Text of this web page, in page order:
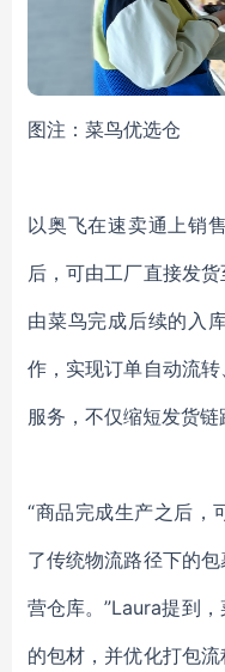
图注：菜鸟优选仓
以奥飞在速卖通上销
后，可由工厂直接发
由菜鸟完成后续的入
作，实现订单自动流
服务，不仅缩短发货链
“商品完成生产之后，
了传统物流路径下的
营仓库。”Laura提到，
的包材，并优化打包